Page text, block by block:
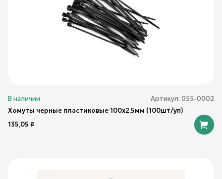
В наличии Артикул: 055-0002
Хомуты черные пластиковые 100х2,5мм (100шт/уп)
135,05 ₽